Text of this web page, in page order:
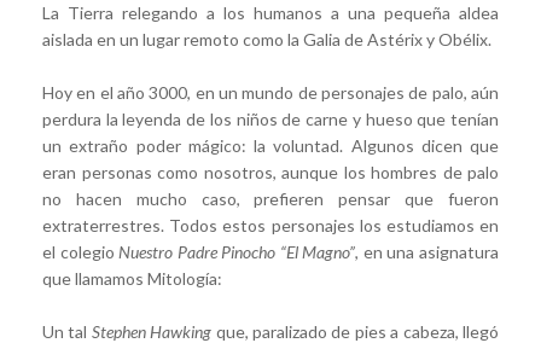
La Tierra relegando a los humanos a una pequeña aldea
aislada en un lugar remoto como la Galia de Astérix y Obélix.
Hoy en el año 3000, en un mundo de personajes de palo, aún
perdura la leyenda de los niños de carne y hueso que tenían
un extraño poder mágico: la voluntad. Algunos dicen que
eran personas como nosotros, aunque los hombres de palo
no hacen mucho caso, prefieren pensar que fueron
extraterrestres. Todos estos personajes los estudiamos en
el colegio Nuestro Padre Pinocho “El Magno”, en una asignatura
que llamamos Mitología:
Un tal Stephen Hawking que, paralizado de pies a cabeza, llegó